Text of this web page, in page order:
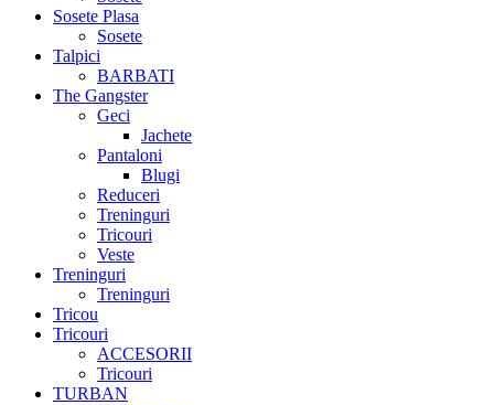
Sosete Plasa
Sosete
Talpici
BARBATI
The Gangster
Geci
Jachete
Pantaloni
Blugi
Reduceri
Treninguri
Tricouri
Veste
Treninguri
Treninguri
Tricou
Tricouri
ACCESORII
Tricouri
TURBAN